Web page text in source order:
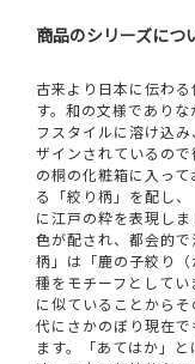
商品のシリーズにつ
古来より日本に伝わ
す。和の文様であり
フスタイルに溶け込
ザインされているの
の桐の化粧箱に入っ
る「絞り柄」を配し
に江戸の粋を表現し
色が配され、都会的
柄」は「鹿の子絞り
種をモチーフとして
に似ていることから
代にさかのぼり現在
ます。「あてはか」